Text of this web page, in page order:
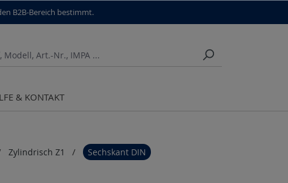
B2B-Bereich bestimmt.
& KONTAKT
Zylindrisch Z1 Sechskant DIN